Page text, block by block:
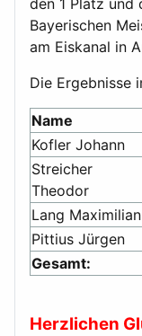
den 1 Platz
Bayerischen
am Eiskanal in
Die Ergebnisse
Name
Kofler Johann
Streicher
Theodor
Lang Maximilian
Pittius Jürgen
Gesamt:
Herzlichen